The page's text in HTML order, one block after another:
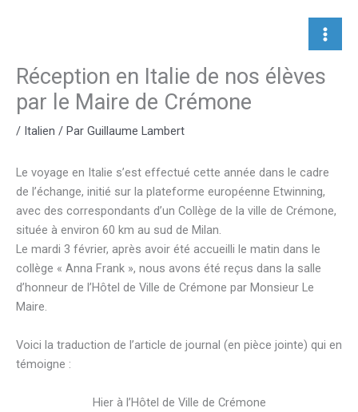
Réception en Italie de nos élèves
par le Maire de Crémone
/ Italien / Par Guillaume Lambert
Le voyage en Italie s’est effectué cette année dans le cadre
de l’échange, initié sur la plateforme européenne Etwinning,
avec des correspondants d’un Collège de la ville de Crémone,
située à environ 60 km au sud de Milan.
Le mardi 3 février, après avoir été accueilli le matin dans le
collège « Anna Frank », nous avons été reçus dans la salle
d’honneur de l’Hôtel de Ville de Crémone par Monsieur Le
Maire.
Voici la traduction de l’article de journal (en pièce jointe) qui en
témoigne :
Hier à l’Hôtel de Ville de Crémone